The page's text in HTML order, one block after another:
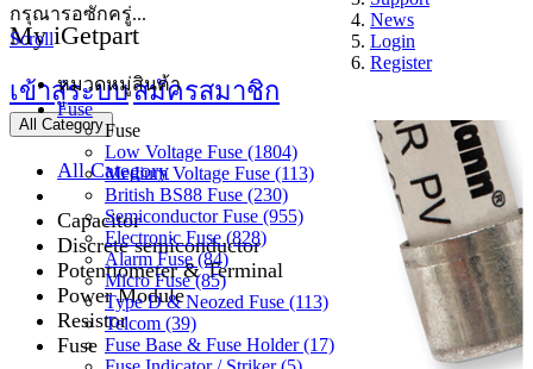
News
Login
Register
My iGetpart
เข้าสู่ระบบสมัครสมาชิก
All Category
All Category
Capacitor
Discrete semiconductor
Potentiometer & Terminal
Power Module
Resistor
Fuse
กรุณารอซักครู่...
Scroll
หมวดหมู่สินค้า
Fuse
Fuse
Low Voltage Fuse (1804)
Medium Voltage Fuse (113)
British BS88 Fuse (230)
Semiconductor Fuse (955)
Electronic Fuse (828)
Alarm Fuse (84)
Micro Fuse (85)
Type D & Neozed Fuse (113)
Telcom (39)
Fuse Base & Fuse Holder (17)